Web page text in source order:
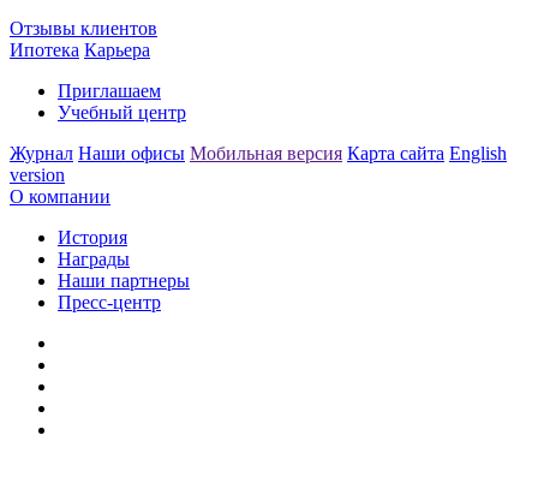
Отзывы клиентов
Ипотека Карьера
Приглашаем
Учебный центр
Журнал Наши офисы Мобильная версия Карта сайта English
version
О компании
История
Награды
Наши партнеры
Пресс-центр